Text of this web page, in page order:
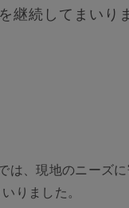
継続してまいり
は、現地のニーズ
りました。